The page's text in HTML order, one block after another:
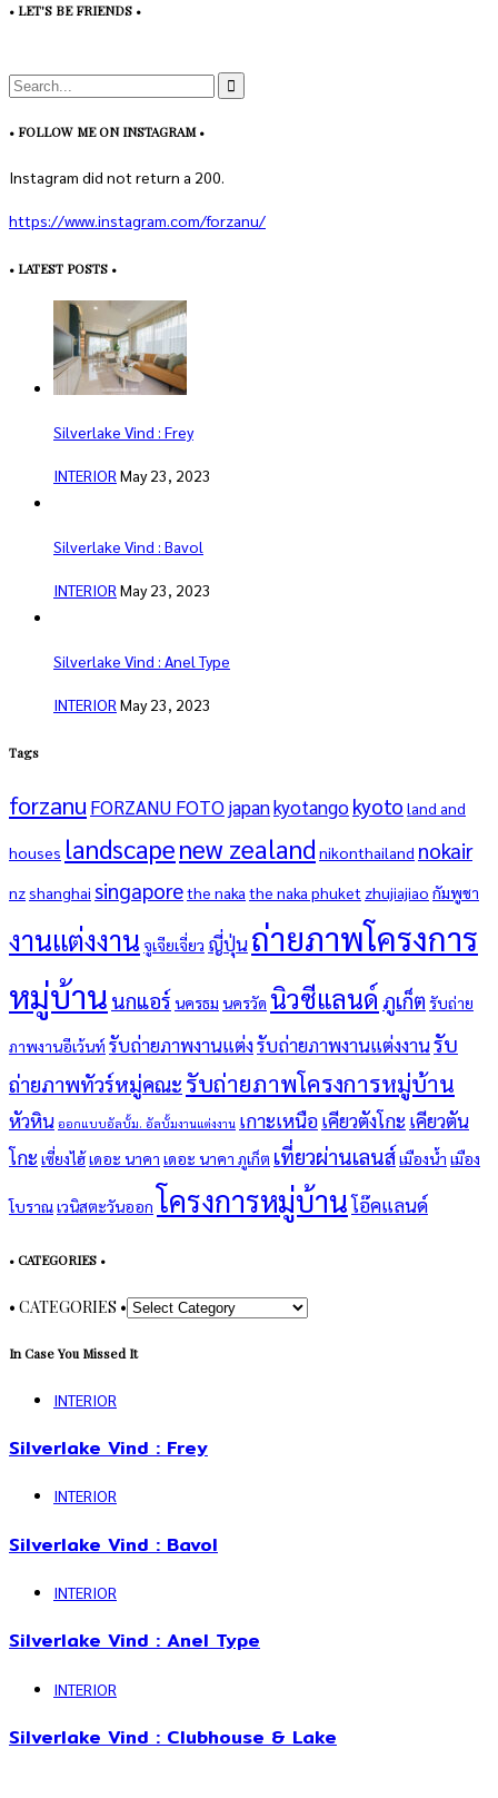
• LET'S BE FRIENDS •
• FOLLOW ME ON INSTAGRAM •
Instagram did not return a 200.
https://www.instagram.com/forzanu/
• LATEST POSTS •
Silverlake Vind : Frey
INTERIOR May 23, 2023
Silverlake Vind : Bavol
INTERIOR May 23, 2023
Silverlake Vind : Anel Type
INTERIOR May 23, 2023
Tags
forzanu FORZANU FOTO japankyotangokyoto land and
houses landscapenew zealand nikonthailand nokair
nzshanghai singaporethe naka the naka phuket zhujiajiao กัมพูชา
งานแต่งงาน จูเจียเจี่ยว ญี่ปุ่นถ่ายภาพโครงการ
หมู่บ้าน นกแอร์ นครธม นครวัด นิวซีแลนด์ ภูเก็ต รับถ่าย
ภาพงานอีเว้นท์รับถ่ายภาพงานแต่งรับถ่ายภาพงานแต่งงานรับ
ถ่ายภาพทัวร์หมู่คณะ รับถ่ายภาพโครงการหมู่บ้าน
หัวหิน ออกแบบอัลบั้ม. อัลบั้มงานแต่งงาน เกาะเหนือเคียวตังโกะ เคียวตัน
โกะ เซี่ยงไฮ้เดอะ นาคา เดอะ นาคา ภูเก็ต เที่ยวผ่านเลนส์เมืองน้ำ เมือง
โบราณเวนิสตะวันออก โครงการหมู่บ้านโอ๊คแลนด์
• CATEGORIES •
• CATEGORIES •
In Case You Missed It
INTERIOR
Silverlake Vind : Frey
INTERIOR
Silverlake Vind : Bavol
INTERIOR
Silverlake Vind : Anel Type
INTERIOR
Silverlake Vind : Clubhouse & Lake